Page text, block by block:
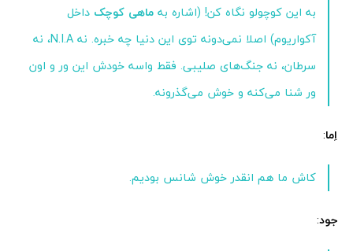
به این کوچولو نگاه کن! (اشاره به ماهی کوچک داخل
آکواریوم) اصلا نمی‌دونه توی این دنیا چه خبره. نه N.I.A، نه
سرطان، نه جنگ‌های صلیبی. فقط واسه خودش این ور و اون
ور شنا می‌کنه و خوش می‌گذرونه.
اِما:
کاش ما هم انقدر خوش شانس بودیم.
جود: